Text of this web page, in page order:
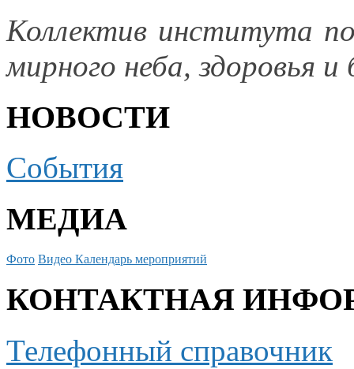
Коллектив института
мирного неба, здоровья и
НОВОСТИ
События
МЕДИА
Фото Видео Календарь мероприятий
КОНТАКТНАЯ
Телефонный справочник